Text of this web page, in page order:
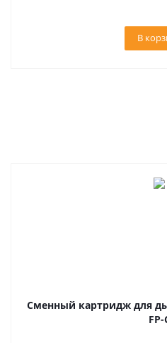
В
Сменный картридж для
FP-